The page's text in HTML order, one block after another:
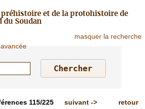
et de la protohistoire de
du Soudan
masquer la recherche
avancée
115/225 suivant ->
retour